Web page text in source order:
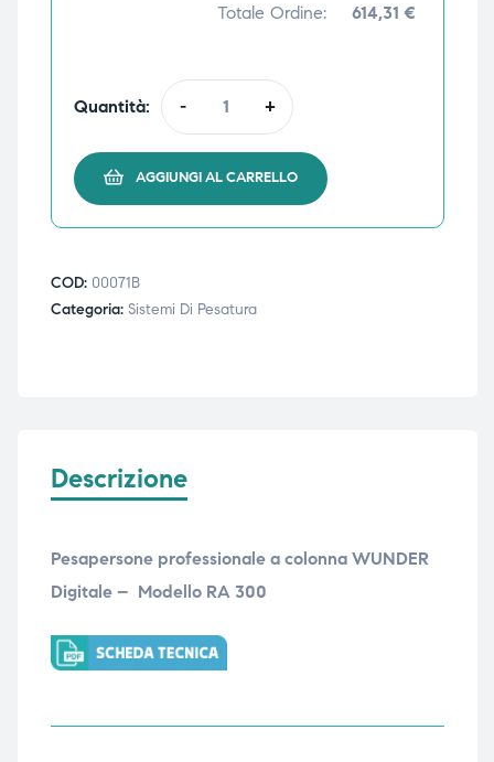
Totale Ordine: 614,31 €
Quantità: - +
AGGIUNGI AL CARRELLO
COD: 00071B
Categoria: Sistemi Di Pesatura
Descrizione
Pesapersone professionale a colonna WUNDER
Digitale – Modello RA 300